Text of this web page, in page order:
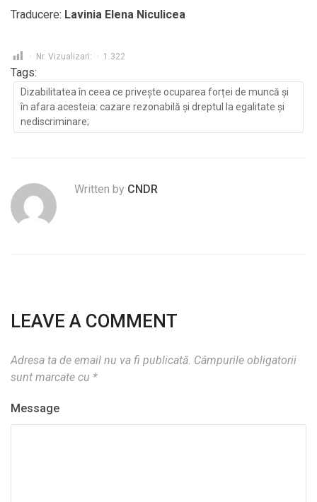
Traducere: Lavinia Elena Niculicea
Nr. Vizualizari: 1.322
Tags:
Dizabilitatea în ceea ce privește ocuparea forței de muncă și
în afara acesteia: cazare rezonabilă și dreptul la egalitate și
nediscriminare;
Written by CNDR
LEAVE A COMMENT
Adresa ta de email nu va fi publicată. Câmpurile obligatorii
sunt marcate cu *
Message